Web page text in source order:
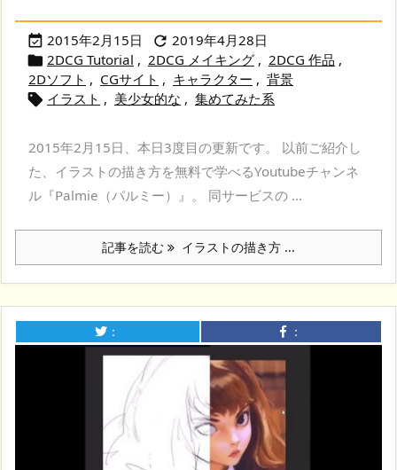
 2015年2月15日  2019年4月28日
 2DCG Tutorial , 2DCG メイキング , 2DCG 作品 ,
2Dソフト , CGサイト , キャラクター , 背景
 イラスト , 美少女的な , 集めてみた系
2015年2月15日、本日3度目の更新です。 以前ご紹介し
た、イラストの描き方を無料で学べるYoutubeチャンネ
ル『Palmie（パルミー）』。 同サービスの ...
記事を読む イラストの描き方 ...
： ：